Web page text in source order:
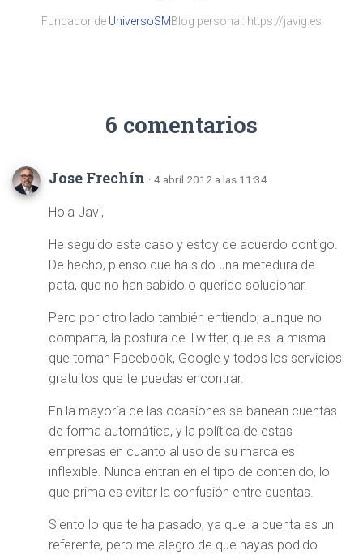
Fundador de UniversoSMBlog personal: https://javig.es
6 comentarios
Jose Frechín · 4 abril 2012 a las 11:34
Hola Javi,
He seguido este caso y estoy de acuerdo contigo.
De hecho, pienso que ha sido una metedura de
pata, que no han sabido o querido solucionar.
Pero por otro lado también entiendo, aunque no
comparta, la postura de Twitter, que es la misma
que toman Facebook, Google y todos los servicios
gratuitos que te puedas encontrar.
En la mayoría de las ocasiones se banean cuentas
de forma automática, y la política de estas
empresas en cuanto al uso de su marca es
inflexible. Nunca entran en el tipo de contenido, lo
que prima es evitar la confusión entre cuentas.
Siento lo que te ha pasado, ya que la cuenta es un
referente, pero me alegro de que hayas podido